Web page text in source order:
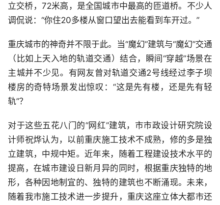
立交桥，72米高，是全国城市中最高的匝道桥。不少人
调侃说：“你住20多楼从窗口望出去能看到车开过。”
重庆城市的神奇并不限于此。当“魔幻”建筑与“魔幻”交通
（比如上天入地的轨道交通）结合，瞬间“穿越”场景在
主城并不少见。有网友曾对轨道交通2号线经过李子坝
楼房的奇特场景发出惊叹：“这是先有楼，还是先有轻
轨”？
对于这些五花八门的“网红”建筑，市市政设计研究院设
计师祝烨认为，以前重庆施工技术不成熟，修的多是独
立建筑，中规中矩。近年来，随着工程建设技术水平的
提高，在城市建设日新月异的同时，根据重庆独特的地
形，各种因地制宜的、独特的建筑也不断涌现。未来，
随着我市施工技术进一步提升，重庆这座立体大都市还